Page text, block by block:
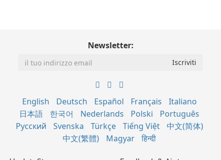
Newsletter:
English Deutsch Español Français
Italiano
日本語
한국어 Nederlands Polski
Português
Русский
Svenska Türkçe Tiếng Việt
中文(简体)
中文(繁體)
Magyar हिन्दी